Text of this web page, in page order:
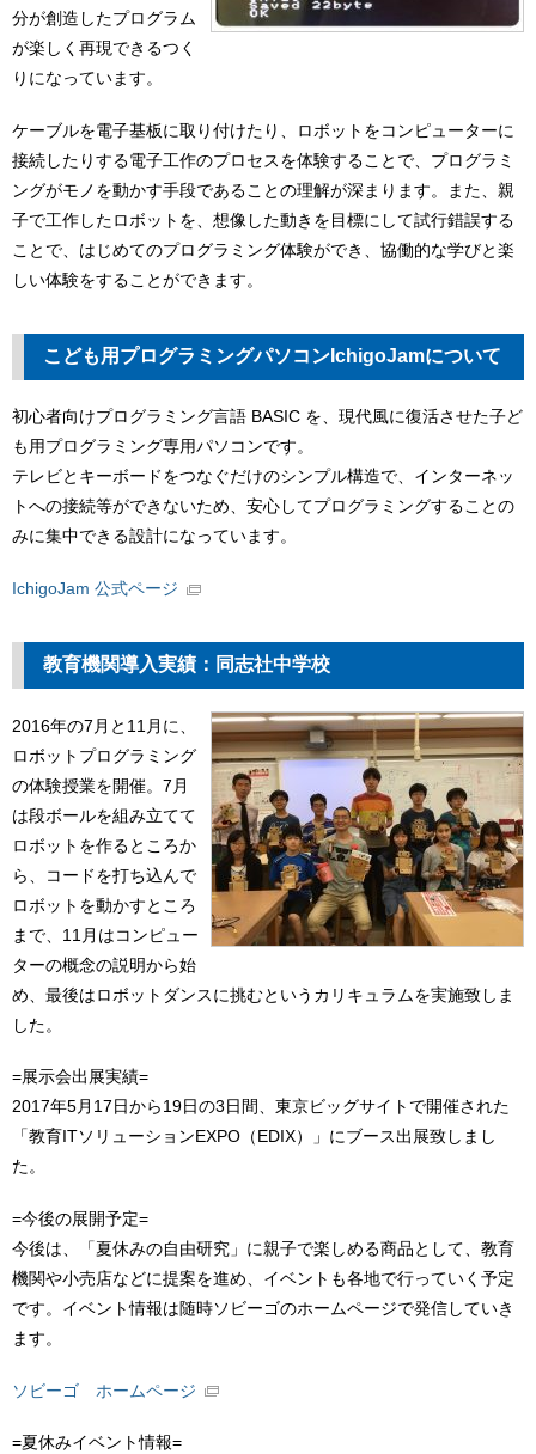
分が創造したプログラム
が楽しく再現できるつく
りになっています。
ケーブルを電子基板に取り付けたり、ロボットをコンピューターに
接続したりする電子工作のプロセスを体験することで、プログラミ
ングがモノを動かす手段であることの理解が深まります。また、親
子で工作したロボットを、想像した動きを目標にして試行錯誤する
ことで、はじめてのプログラミング体験ができ、協働的な学びと楽
しい体験をすることができます。
こども用プログラミングパソコンIchigoJamについて
初心者向けプログラミング言語 BASIC を、現代風に復活させた子ど
も用プログラミング専用パソコンです。
テレビとキーボードをつなぐだけのシンプル構造で、インターネッ
トへの接続等ができないため、安心してプログラミングすることの
みに集中できる設計になっています。
IchigoJam 公式ページ
教育機関導入実績：同志社中学校
2016年の7月と11月に、
ロボットプログラミング
の体験授業を開催。7月
は段ボールを組み立てて
ロボットを作るところか
ら、コードを打ち込んで
ロボットを動かすところ
まで、11月はコンピュー
ターの概念の説明から始
め、最後はロボットダンスに挑むというカリキュラムを実施致しま
した。
=展示会出展実績=
2017年5月17日から19日の3日間、東京ビッグサイトで開催された
「教育ITソリューションEXPO（EDIX）」にブース出展致しまし
た。
=今後の展開予定=
今後は、「夏休みの自由研究」に親子で楽しめる商品として、教育
機関や小売店などに提案を進め、イベントも各地で行っていく予定
です。イベント情報は随時ソビーゴのホームページで発信していき
ます。
ソビーゴ ホームページ
=夏休みイベント情報=